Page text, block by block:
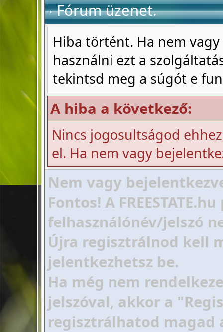
Fórum üzenet.
Hiba történt. Ha nem
használni ezt a
tekintsd meg a súgót e
A hiba a következő:
Nincs jogosultságod
el. Ha nem vagy
Nem vagy
Fontos! A
felhasználónév/jelszó
Újra regisztrálnod kell
jelentkezhetsz be.
Ha még nem
jelszóval, akkor a
regisztrálhatod magad